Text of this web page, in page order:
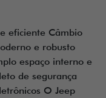
eficiente Câmbio
e robusto
espaço interno e
de segurança
O Jeep